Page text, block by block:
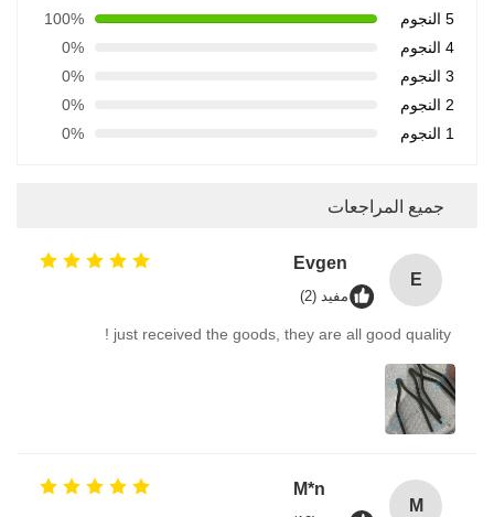
5 النجوم
100%
4 النجوم
0%
3 النجوم
0%
2 النجوم
0%
1 النجوم
0%
جميع المراجعات
E
Evgen
مفيد (2)
just received the goods, they are all good quality !
M
M*n